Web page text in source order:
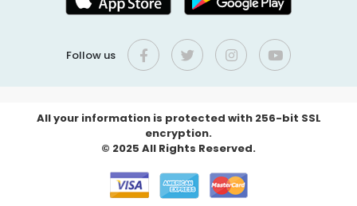
Follow us
All your information is protected with 256-bit SSL
encryption.
© 2025 All Rights Reserved.